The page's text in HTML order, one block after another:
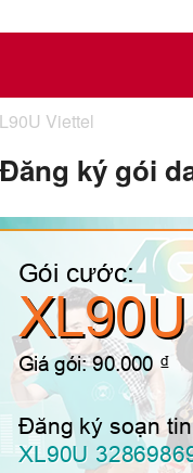
Viettel
ký gói